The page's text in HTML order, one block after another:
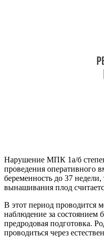
Нарушение МПК 1а/б
проведения оперативного
беременность до 37
вынашивания плод
В этот период проводится
наблюдение за состоянием
предродовая подготовка.
проводиться через